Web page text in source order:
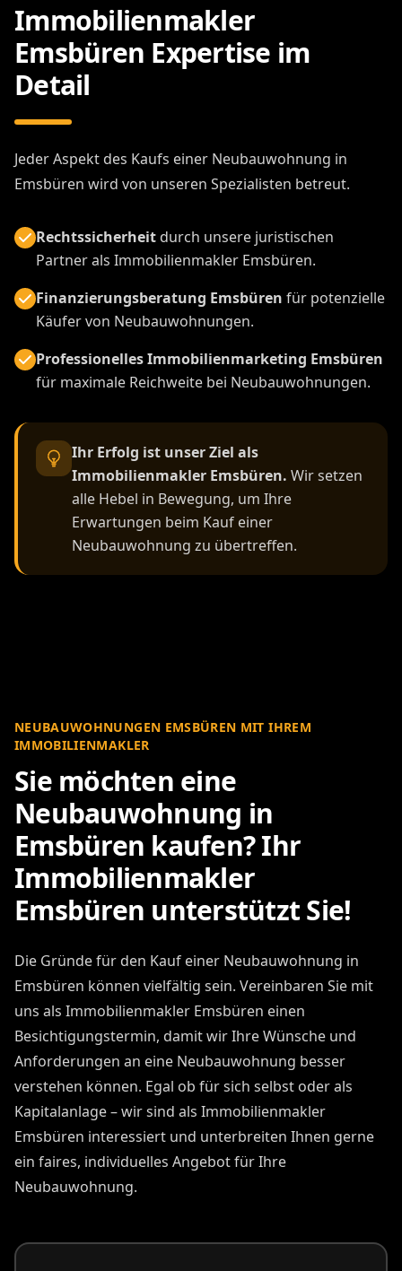
Immobilienmakler
Emsbüren Expertise im
Detail
Jeder Aspekt des Kaufs einer Neubauwohnung in
Emsbüren wird von unseren Spezialisten betreut.
Rechtssicherheitdurch unsere juristischen
Partner als Immobilienmakler Emsbüren.
Finanzierungsberatung Emsbüren für potenzielle
Käufer von Neubauwohnungen.
Professionelles Immobilienmarketing Emsbüren
für maximale Reichweite bei Neubauwohnungen.
Ihr Erfolg ist unser Ziel als
Immobilienmakler Emsbüren. Wir setzen
alle Hebel in Bewegung, um Ihre
Erwartungen beim Kauf einer
Neubauwohnung zu übertreffen.
NEUBAUWOHNUNGEN EMSBÜREN MIT IHREM
IMMOBILIENMAKLER
Sie möchten eine
Neubauwohnung in
Emsbüren kaufen? Ihr
Immobilienmakler
Emsbüren unterstützt Sie!
Die Gründe für den Kauf einer Neubauwohnung in
Emsbüren können vielfältig sein. Vereinbaren Sie mit
uns als Immobilienmakler Emsbüren einen
Besichtigungstermin, damit wir Ihre Wünsche und
Anforderungen an eine Neubauwohnung besser
verstehen können. Egal ob für sich selbst oder als
Kapitalanlage – wir sind als Immobilienmakler
Emsbüren interessiert und unterbreiten Ihnen gerne
ein faires, individuelles Angebot für Ihre
Neubauwohnung.